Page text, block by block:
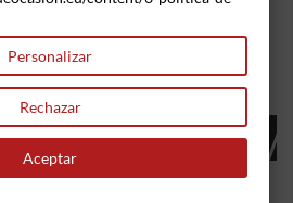
Para modelo de 5
de mas recambios, si tiene
EN LA MISMA
Personalizar
Rechazar
Aceptar